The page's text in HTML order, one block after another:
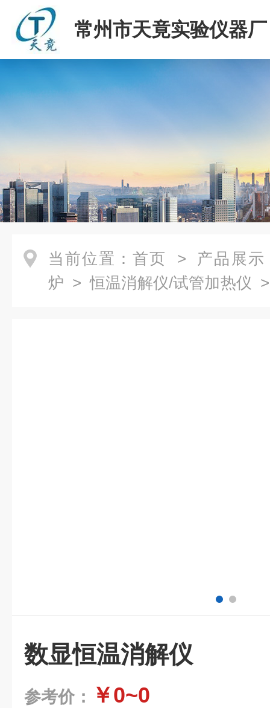
常州市天竟实验仪器厂
当前位置： 首页 > 产品展示
炉 >恒温消解仪/试管加热仪
数显恒温消解仪
参考价： ￥0~0